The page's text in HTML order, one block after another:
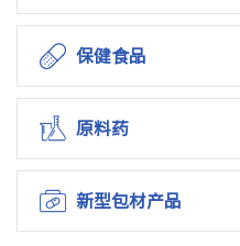
保健食品
原料药
新型包材产品